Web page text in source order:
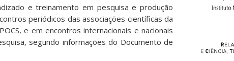
e treinamento em pesquisa e produção
periódicos das associações científicas da
e em encontros internacionais e nacionais
segundo informações do Documento de